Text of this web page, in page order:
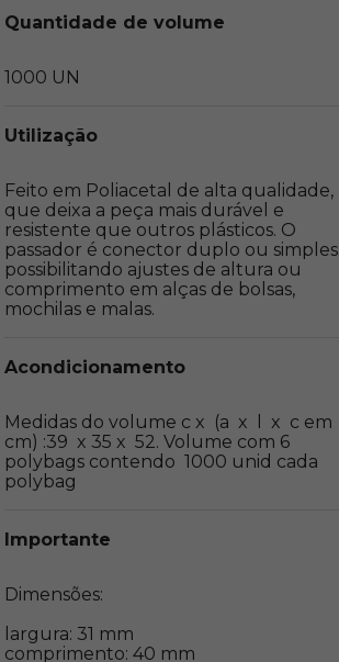
Quantidade de volume
1000 UN
Utilização
Feito em Poliacetal de alta qualidade,
que deixa a peça mais durável e
resistente que outros plásticos. O
passador é conector duplo ou simples
possibilitando ajustes de altura ou
comprimento em alças de bolsas,
mochilas e malas.
Acondicionamento
Medidas do volume c x  (a  x  l  x  c em
cm) :39  x 35 x  52. Volume com 6
polybags contendo  1000 unid cada
polybag
Importante
Dimensões:
largura: 31 mm
comprimento: 40 mm